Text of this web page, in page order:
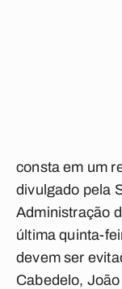
consta em um
divulgado pela
Administração
última quinta-
devem ser
Cabedelo,